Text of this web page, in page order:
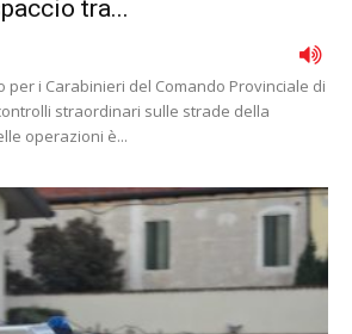
tra...
per i Carabinieri del Comando Provinciale di
straordinari sulle strade della
operazioni è...